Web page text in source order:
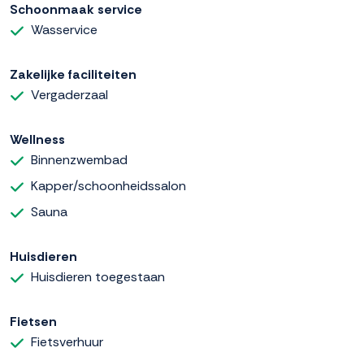
Schoonmaak service
Wasservice
Zakelijke faciliteiten
Vergaderzaal
Wellness
Binnenzwembad
Kapper/schoonheidssalon
Sauna
Huisdieren
Huisdieren toegestaan
Fietsen
Fietsverhuur